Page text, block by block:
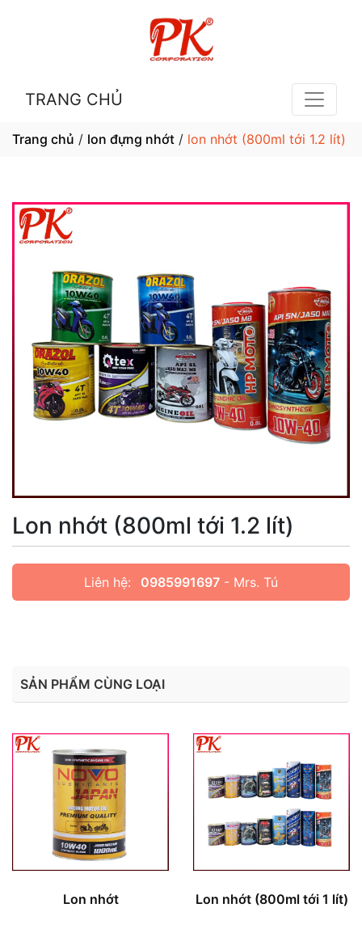
TRANG CHỦ
Trang chủ / lon đựng nhớt / lon nhớt (800ml tới 1.2 lít)
Lon nhớt (800ml tới 1.2 lít)
Liên hệ: 0985991697 - Mrs. Tú
SẢN PHẨM CÙNG LOẠI
Lon nhớt Lon nhớt (800ml tới 1 lít)